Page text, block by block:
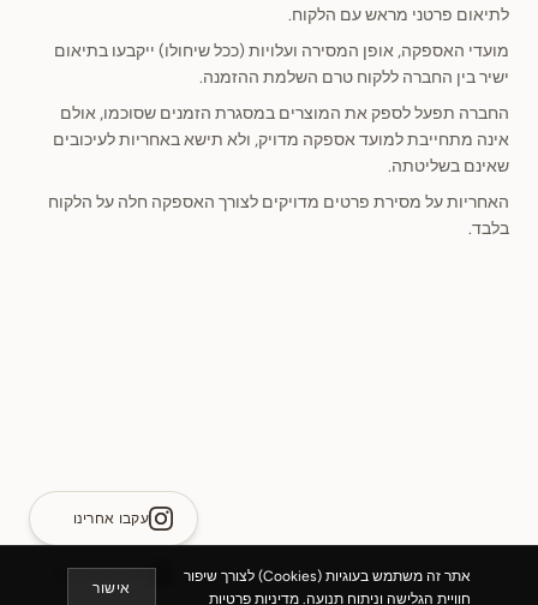
לתיאום פרטני מראש עם הלקוח.
מועדי האספקה, אופן המסירה ועלויות (ככל שיחולו) ייקבעו בתיאום
ישיר בין החברה ללקוח טרם השלמת ההזמנה.
החברה תפעל לספק את המוצרים במסגרת הזמנים שסוכמו, אולם
אינה מתחייבת למועד אספקה מדויק, ולא תישא באחריות לעיכובים
שאינם בשליטתה.
האחריות על מסירת פרטים מדויקים לצורך האספקה חלה על הלקוח
בלבד.
עקבו אחרינו
לשיחה עם נציג
אתר זה משתמש בעוגיות (Cookies) לצורך שיפור
חוויית הגלישה וניתוח תנועה. מדיניות פרטיות
אישור